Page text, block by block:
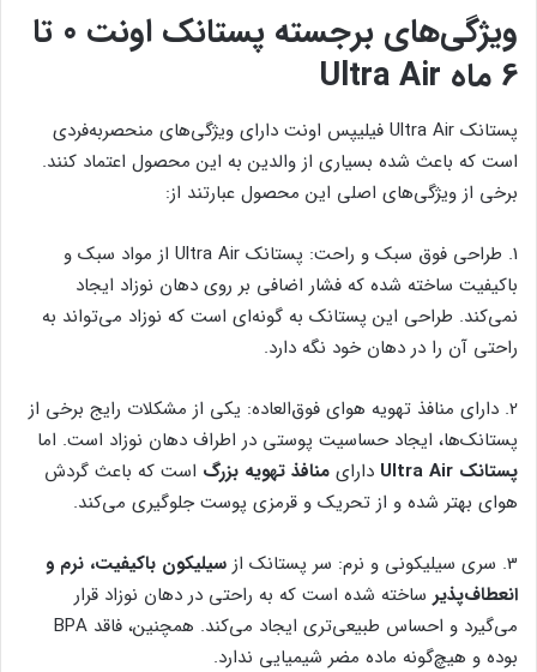
ویژگی‌های برجسته پستانک اونت 0 تا
6 ماه Ultra Air
پستانک Ultra Air فیلیپس اونت دارای ویژگی‌های منحصربه‌فردی
است که باعث شده بسیاری از والدین به این محصول اعتماد کنند.
برخی از ویژگی‌های اصلی این محصول عبارتند از:
1. طراحی فوق سبک و راحت: پستانک Ultra Air از مواد سبک و
باکیفیت ساخته شده که فشار اضافی بر روی دهان نوزاد ایجاد
نمی‌کند. طراحی این پستانک به گونه‌ای است که نوزاد می‌تواند به
راحتی آن را در دهان خود نگه دارد.
2. دارای منافذ تهویه هوای فوق‌العاده: یکی از مشکلات رایج برخی از
پستانک‌ها، ایجاد حساسیت پوستی در اطراف دهان نوزاد است. اما
پستانک Ultra Air
دارای منافذ تهویه بزرگ است که باعث گردش
هوای بهتر شده و از تحریک و قرمزی پوست جلوگیری می‌کند.
3. سری سیلیکونی و نرم: سر پستانک از
سیلیکون باکیفیت، نرم و
انعطاف‌پذیر ساخته شده است که به راحتی در دهان نوزاد قرار
می‌گیرد و احساس طبیعی‌تری ایجاد می‌کند. همچنین، فاقد BPA
بوده و هیچ‌گونه ماده مضر شیمیایی ندارد.